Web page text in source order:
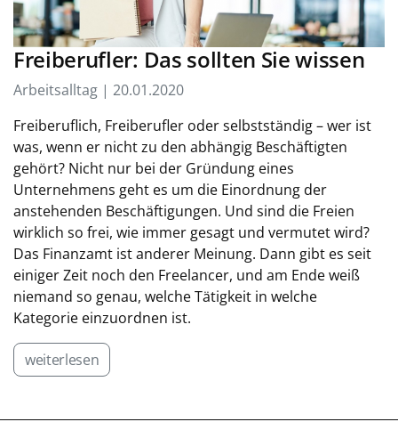
Freiberufler: Das sollten Sie wissen
Arbeitsalltag | 20.01.2020
Freiberuflich, Freiberufler oder selbstständig – wer ist
was, wenn er nicht zu den abhängig Beschäftigten
gehört? Nicht nur bei der Gründung eines
Unternehmens geht es um die Einordnung der
anstehenden Beschäftigungen. Und sind die Freien
wirklich so frei, wie immer gesagt und vermutet wird?
Das Finanzamt ist anderer Meinung. Dann gibt es seit
einiger Zeit noch den Freelancer, und am Ende weiß
niemand so genau, welche Tätigkeit in welche
Kategorie einzuordnen ist.
weiterlesen